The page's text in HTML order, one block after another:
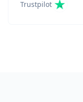
Trustpilot